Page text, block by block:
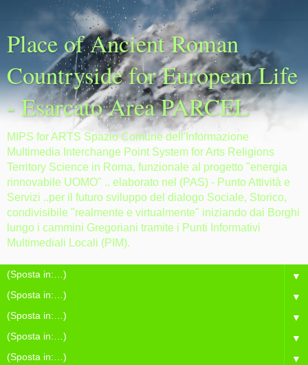
Place of Ancient Roman
Countryside for European Life
- Esarcato Area PARCEL
MIPS for ARTS Spazio Comune dell'Informazione
Multimedia Interchange Point System for Arts Religions
Territory Science in Roma, funzionale al progetto "energia
rinnovabile UOMO" .. elaborato nel (PAS) - Punto Attività e
Servizi ..per il futuro sviluppo del dialogo Sociale, Storico,
condivisibile "realmente e virtualmente" iniziando dai Borghi
lungo i cammini Gregoriani tramite i Punti Informativi
Multimediali Locali (PIM).
▼
▼
▼
▼
▼